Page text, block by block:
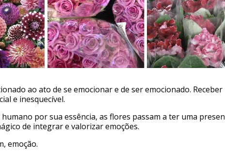
ao ato de se emocionar e de ser emocionado. Receber
e inesquecível.
por sua essência, as flores passam a ter uma
de integrar e valorizar emoções.
emoção.